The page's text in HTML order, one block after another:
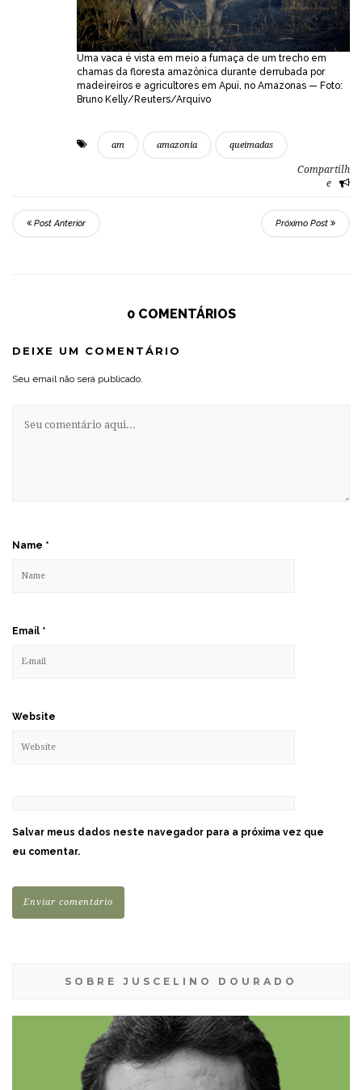
Uma vaca é vista em meio a fumaça de um trecho em
chamas da floresta amazônica durante derrubada por
madeireiros e agricultores em Apui, no Amazonas — Foto:
Bruno Kelly/Reuters/Arquivo
am amazonia queimadas
Compartilh
e
Post Anterior Próximo Post
0 COMENTÁRIOS
DEIXE UM COMENTÁRIO
Seu email não será publicado.
Name *
Email *
Website
Salvar meus dados neste navegador para a próxima vez que
eu comentar.
SOBRE JUSCELINO DOURADO